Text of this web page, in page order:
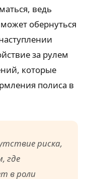
ведь
обернуться
за рулем
которые
полиса в
риска,
где
в роли